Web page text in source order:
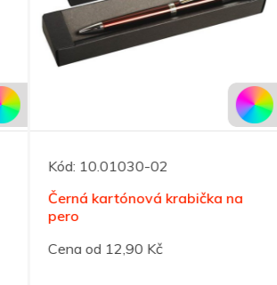
Kód:10.01030-02
Černá kartónová krabička na
pero
Cena od 12,90 Kč